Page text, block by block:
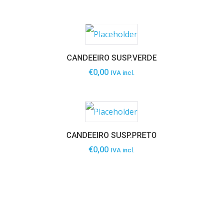
CANDEEIRO SUSP.VERDE
€0,00 IVA incl.
CANDEEIRO SUSP.PRETO
€0,00 IVA incl.